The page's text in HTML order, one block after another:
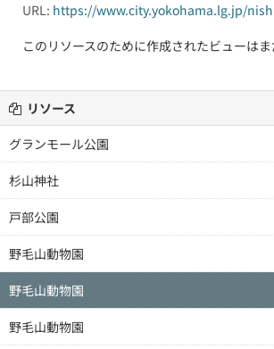
URL: https://www.city.yokohama.lg.jp/
このリソースのために作成されたビューは
リソース
グランモール公園
杉山神社
戸部公園
野毛山動物園
野毛山動物園
野毛山動物園